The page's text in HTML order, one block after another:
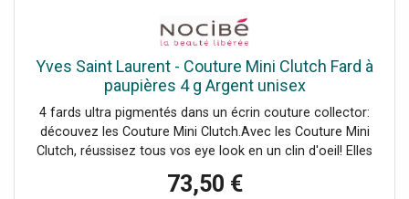
Yves Saint Laurent - Couture Mini Clutch Fard à
paupières 4 g Argent unisex
4 fards ultra pigmentés dans un écrin couture collector:
découvez les Couture Mini Clutch.Avec les Couture Mini
Clutch, réussisez tous vos eye look en un clin d'oeil! Elles
un regard intense et captivant.Des harmonies pour tous
73,50 €